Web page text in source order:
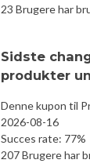
23 Brugere har
Sidste
produkter
Denne kupon til
2026-08-16
Succes rate: 77%
207 Brugere har